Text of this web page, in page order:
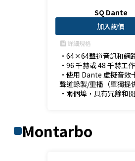
SQ Dante
加入詢價
feed詳細規格
•64×64聲道音訊和網
•96 千赫或 48 千赫工
•使用 Dante 虛擬音效
聲道錄製/重播（單獨提
•兩個埠，具有冗餘和
Montarbo